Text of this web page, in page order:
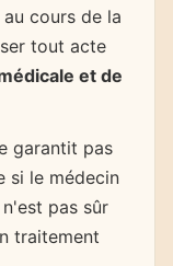
cours de la
tout acte
et de
garantit pas
si le médecin
pas sûr
traitement